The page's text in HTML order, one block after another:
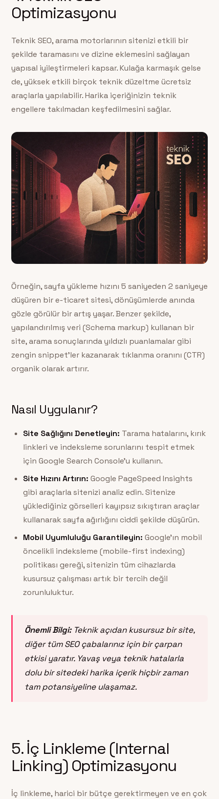
Optimizasyonu
Teknik SEO, arama motorlarının sitenizi etkili bir
şekilde taramasını ve dizine eklemesini sağlayan
yapısal iyileştirmeleri kapsar. Kulağa karmaşık gelse
de, yüksek etkili birçok teknik düzeltme ücretsiz
araçlarla yapılabilir. Harika içeriğinizin teknik
engellere takılmadan keşfedilmesini sağlar.
Örneğin, sayfa yükleme hızını 5 saniyeden 2 saniyeye
düşüren bir e-ticaret sitesi, dönüşümlerde anında
gözle görülür bir artış yaşar. Benzer şekilde,
yapılandırılmış veri (Schema markup) kullanan bir
site, arama sonuçlarında yıldızlı puanlamalar gibi
zengin snippet’ler kazanarak tıklanma oranını (CTR)
organik olarak artırır.
Nasıl Uygulanır?
Site Sağlığını Denetleyin: Tarama hatalarını, kırık
linkleri ve indeksleme sorunlarını tespit etmek
için Google Search Console’u kullanın.
Site Hızını Artırın: Google PageSpeed Insights
gibi araçlarla sitenizi analiz edin. Sitenize
yüklediğiniz görselleri kayıpsız sıkıştıran araçlar
kullanarak sayfa ağırlığını ciddi şekilde düşürün.
Mobil Uyumluluğu Garantileyin: Google’ın mobil
öncelikli indeksleme (mobile-first indexing)
politikası gereği, sitenizin tüm cihazlarda
kusursuz çalışması artık bir tercih değil
zorunluluktur.
Önemli Bilgi:Teknik açıdan kusursuz bir site,
diğer tüm SEO çabalarınız için bir çarpan
etkisi yaratır. Yavaş veya teknik hatalarla
dolu bir sitedeki harika içerik hiçbir zaman
tam potansiyeline ulaşamaz.
5. İç Linkleme (Internal
Linking) Optimizasyonu
İç linkleme, harici bir bütçe gerektirmeyen ve en çok